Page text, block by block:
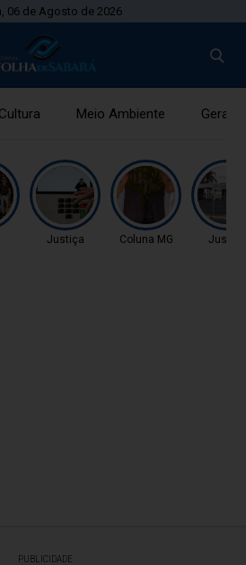
06 de Agosto de 2026
Cultura Meio Ambiente Gerais
Justiça Coluna MG Justiça
PUBLICIDADE